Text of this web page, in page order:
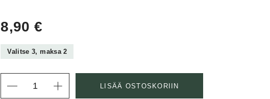
8,90€
Valitse 3, maksa 2
LISÄÄ OSTOSKORIIN